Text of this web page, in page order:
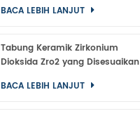
BACA LEBIH LANJUT
Tabung Keramik Zirkonium
Dioksida Zro2 yang Disesuaikan
BACA LEBIH LANJUT